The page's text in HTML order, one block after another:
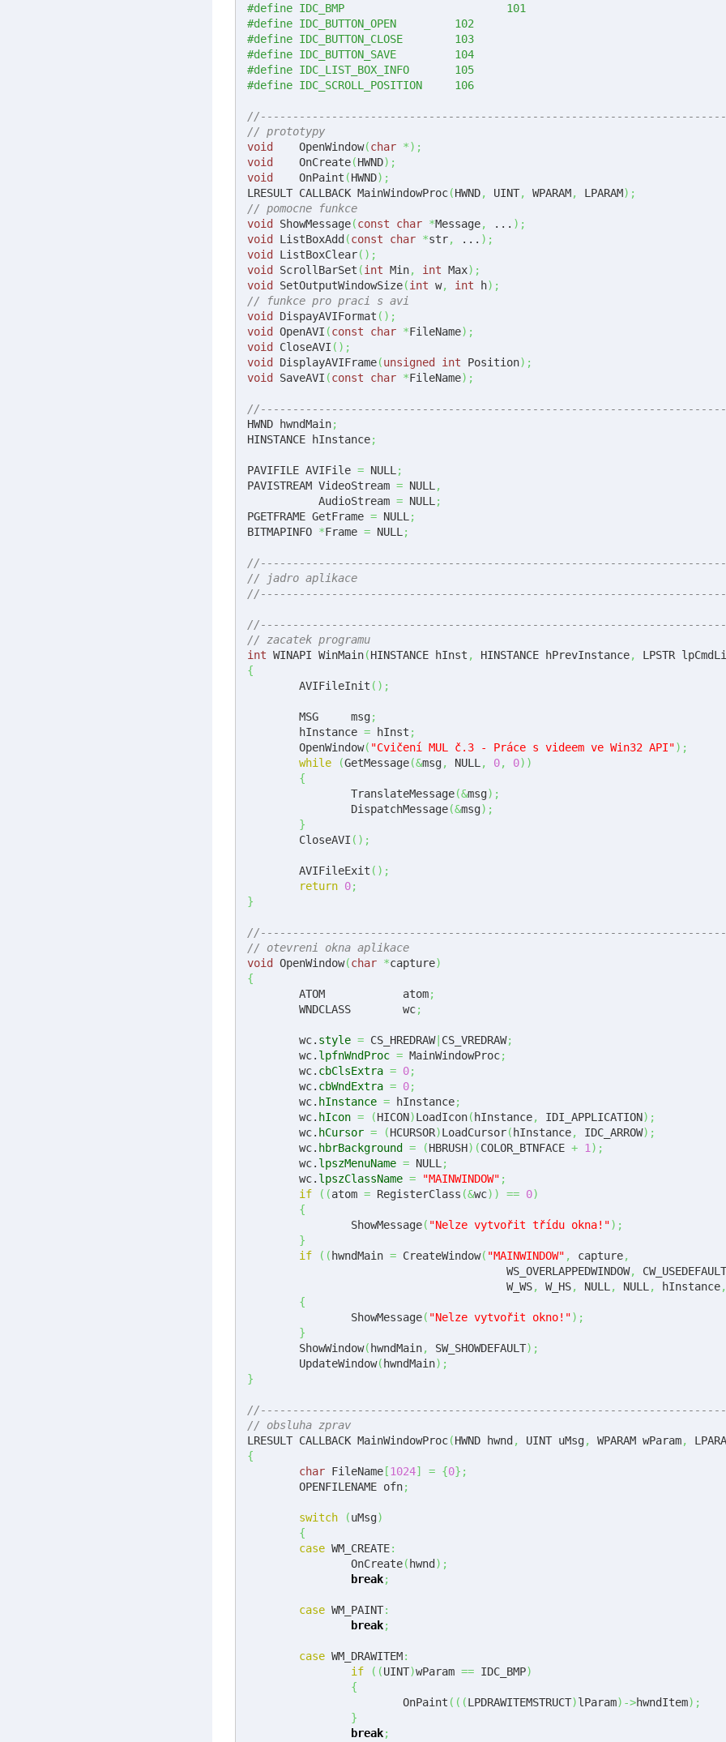
#define	IDC_BMP				101
#define	IDC_BUTTON_OPEN		102
#define	IDC_BUTTON_CLOSE	103
#define	IDC_BUTTON_SAVE		104
#define	IDC_LIST_BOX_INFO	105
#define	IDC_SCROLL_POSITION	106
// prototypy
void
	OpenWindow
(char *) ;
void
	OnCreate
(HWND) ;
void
	OnPaint
(HWND) ;
LRESULT	CALLBACK MainWindowProc(HWND, UINT, WPARAM, LPARAM) ;
// pomocne funkce
void
ShowMessage(const char *Message, ... ) ;
void
ListBoxAdd (const char *str, ... ) ;
void
ListBoxClear( ) ;
void
ScrollBarSet (int Min, int Max) ;
void
SetOutputWindowSize(int w, int h) ;
// funkce pro praci s avi
void
DispayAVIFormat ( ) ;
void
OpenAVI (const char *FileName) ;
void
CloseAVI ( ) ;
void
DisplayAVIFrame(unsigned int Position) ;
void
SaveAVI (const char *FileName) ;
HWND hwndMain;
HINSTANCE hInstance;
PAVIFILE AVIFile = NULL ;
PAVISTREAM VideoStream = NULL ,
           AudioStream
= NULL ;
PGETFRAME GetFrame = NULL ;
BITMAPINFO *Frame = NULL ;
// jadro aplikace
// zacatek programu
int WINAPI WinMain(HINSTANCE hInst , HINSTANCE hPrevInstance, LPSTR
{
	AVIFileInit
( ) ;
	MSG	msg
;
	hInstance
= hInst ;
	OpenWindow
( "Cvičení MUL č.3 - Práce s videem ve Win32 API") ;
while
(GetMessage(&msg, NULL , 0, 0) )
{
		TranslateMessage
(&msg) ;
		DispatchMessage
(&msg) ;
}
	CloseAVI
( ) ;
	AVIFileExit
( ) ;
return 0;
}
// otevreni okna aplikace
void
OpenWindow(char *capture)
{
	ATOM 		atom
;
	WNDCLASS 	wc
;
	wc.
style = CS_HREDRAW| CS_VREDRAW;
	wc.
lpfnWndProc = MainWindowProc;
	wc.
cbClsExtra = 0;
	wc.
cbWndExtra = 0;
	wc.
hInstance = hInstance;
	wc.
hIcon = (HICON)LoadIcon( hInstance, IDI_APPLICATION) ;
	wc.
hCursor = (HCURSOR)LoadCursor( hInstance, IDC_ARROW) ;
	wc.
hbrBackground = (HBRUSH) (COLOR_BTNFACE + 1 ) ;
	wc.
lpszMenuName = NULL ;
	wc.
lpszClassName = "MAINWINDOW" ;
if
( (atom = RegisterClass (&wc) ) == 0)
{
		ShowMessage
( "Nelze vytvořit třídu okna!") ;
}
if
( ( hwndMain = CreateWindow( "MAINWINDOW" , capture,
					WS_OVERLAPPEDWINDOW
, CW_USEDEFAULT
					W_WS
, W_HS, NULL , NULL , hInstance,
{
		ShowMessage
( "Nelze vytvořit okno!") ;
}
	ShowWindow
( hwndMain, SW_SHOWDEFAULT) ;
	UpdateWindow
( hwndMain) ;
}
// obsluha zprav
LRESULT CALLBACK MainWindowProc(HWND hwnd , UINT uMsg, WPARAM wParam,
{
char FileName[1024] = {0} ;
	OPENFILENAME ofn
;
switch (uMsg)
{
case WM_CREATE:
		OnCreate
( hwnd ) ;
break;
case WM_PAINT:
break;
case WM_DRAWITEM:
if
( (UINT)wParam == IDC_BMP)
{
			OnPaint
( ( (LPDRAWITEMSTRUCT)lParam) ->hwndItem) ;
}
break;